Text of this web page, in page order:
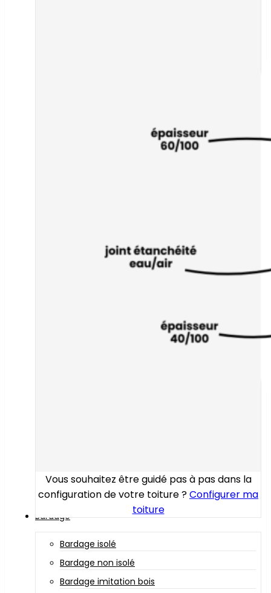
Vous souhaitez être guidé pas à pas dans la
configuration de votre toiture ?Configurer ma
toiture
Bardage
Bardage isolé
Bardage non isolé
Bardage imitation bois